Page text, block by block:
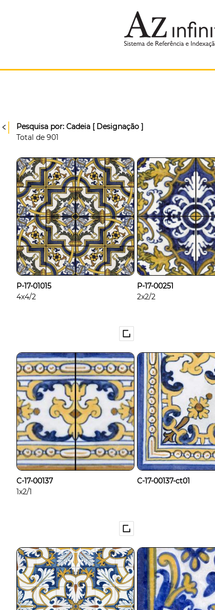
Pesquisa por: Cadeia [ Designação ]
Total de 901
P-17-01015
4x4/2
P-17-00251
2x2/2
C-17-00137
1x2/1
C-17-00137-ct01